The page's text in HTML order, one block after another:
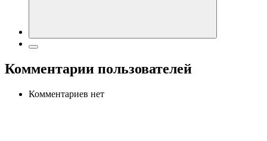
Комментарии пользователей
Комментариев нет